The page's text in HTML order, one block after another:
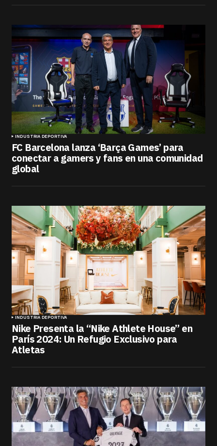
INDUSTRIA DEPORTIVA
FC Barcelona lanza ‘Barça Games’ para
conectar a gamers y fans en una comunidad
global
INDUSTRIA DEPORTIVA
Nike Presenta la “Nike Athlete House” en
París 2024: Un Refugio Exclusivo para
Atletas